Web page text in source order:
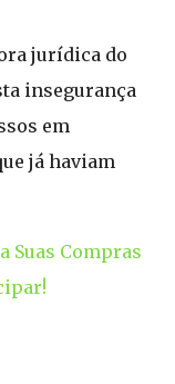
jurídica do
insegurança
em
já haviam
Suas Compras